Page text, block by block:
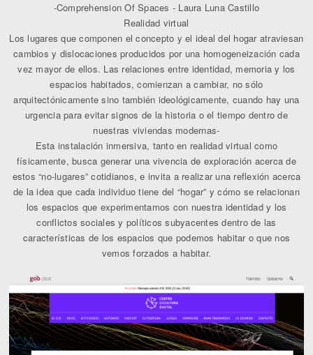
-Comprehension Of Spaces - Laura Luna Castillo
Realidad virtual
Los lugares que componen el concepto y el ideal del hogar atraviesan
cambios y dislocaciones producidos por una homogeneización cada
vez mayor de ellos. Las relaciones entre identidad, memoria y los
espacios habitados, comienzan a cambiar, no sólo
arquitectónicamente sino también ideológicamente, cuando hay una
urgencia para evitar signos de la historia o el tiempo dentro de
nuestras viviendas modernas-
Esta instalación inmersiva, tanto en realidad virtual como
físicamente, busca generar una vivencia de exploración acerca de
estos “no-lugares” cotidianos, e invita a realizar una reflexión acerca
de la idea que cada individuo tiene del “hogar” y cómo se relacionan
los espacios que experimentamos con nuestra identidad y los
conflictos sociales y políticos subyacentes dentro de las
características de los espacios que podemos habitar o que nos
vemos forzados a habitar.